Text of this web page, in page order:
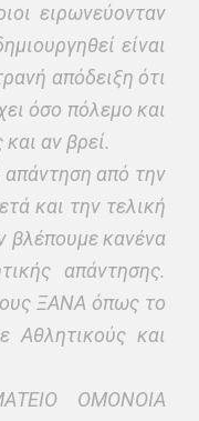
ειρωνεύονταν
είναι
απόδειξη ότι
όσο πόλεμο και
αν βρεί.
απάντηση από την
και την τελική
βλέπουμε κανένα
απάντησης.
ΞΑΝΑ όπως το
Αθλητικούς και
ΟΜΟΝΟΙΑ